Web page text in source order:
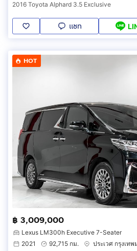
2016 Toyota Alphard 3.5 Exclusive
แชท
HOT
฿ 3,009,000
Lexus LM300h Executive 7-Seater
2021
92,715 กม.
ประเวศ กรุงเท